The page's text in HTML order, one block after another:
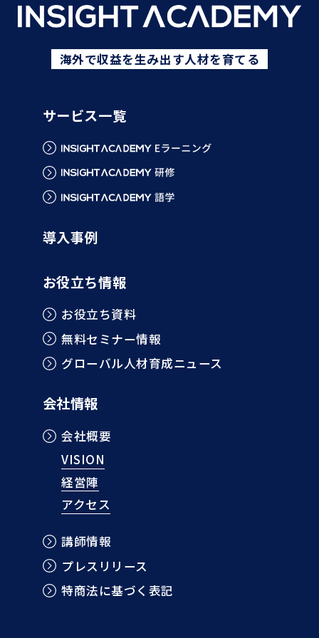
海外で収益を生み出す人材を育てる
サービス一覧
導入事例
お役立ち情報
お役立ち資料
無料セミナー情報
グローバル人材育成ニュース
会社情報
会社概要
VISION
経営陣
アクセス
講師情報
プレスリリース
特商法に基づく表記